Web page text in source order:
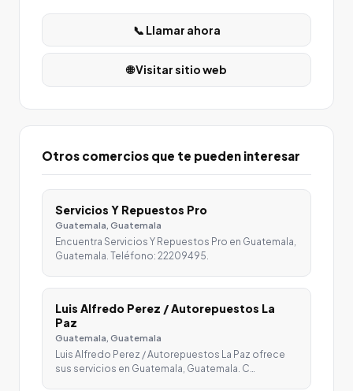
📞 Llamar ahora
🌐 Visitar sitio web
Otros comercios que te pueden interesar
Servicios Y Repuestos Pro
Guatemala, Guatemala
Encuentra Servicios Y Repuestos Pro en Guatemala,
Guatemala. Teléfono: 22209495.
Luis Alfredo Perez / Autorepuestos La
Paz
Guatemala, Guatemala
Luis Alfredo Perez / Autorepuestos La Paz ofrece
sus servicios en Guatemala, Guatemala. C…